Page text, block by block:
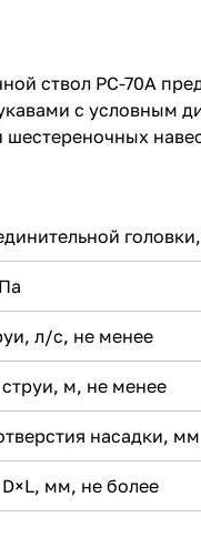
ствол РС-70А
с условным
л/с, не менее
м, не менее
насадки, мм
мм, не более